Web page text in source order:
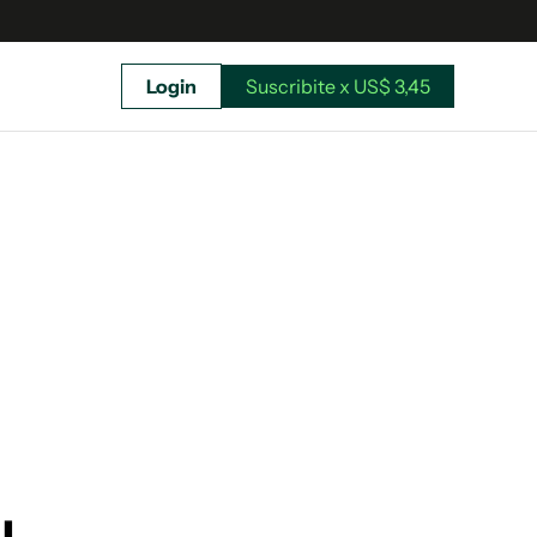
Login Suscribite x US$ 3,45